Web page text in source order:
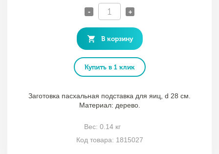
- +
В корзину
Купить в 1 клик
Заготовка пасхальная подставка для яиц, d 28 см.
Материал: дерево.
Вес: 0.14 кг
Код товара: 1815027